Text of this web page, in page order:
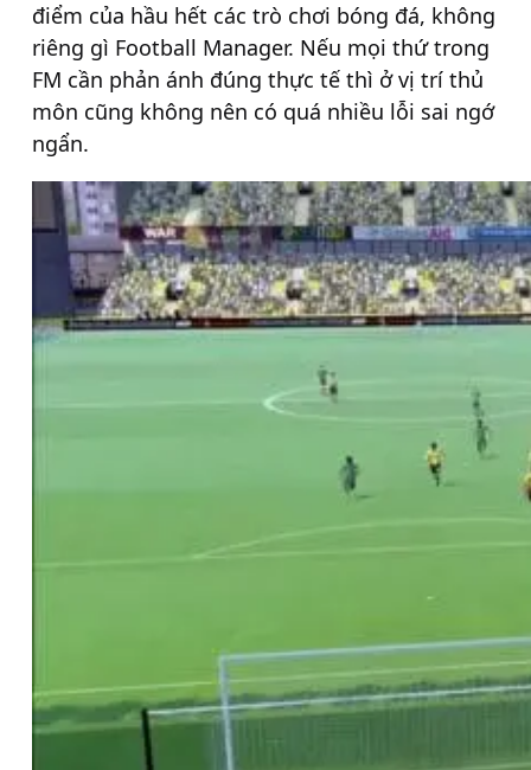
điểm của hầu hết các trò chơi bóng đá, không
riêng gì Football Manager. Nếu mọi thứ trong
FM cần phản ánh đúng thực tế thì ở vị trí thủ
môn cũng không nên có quá nhiều lỗi sai ngớ
ngẩn.